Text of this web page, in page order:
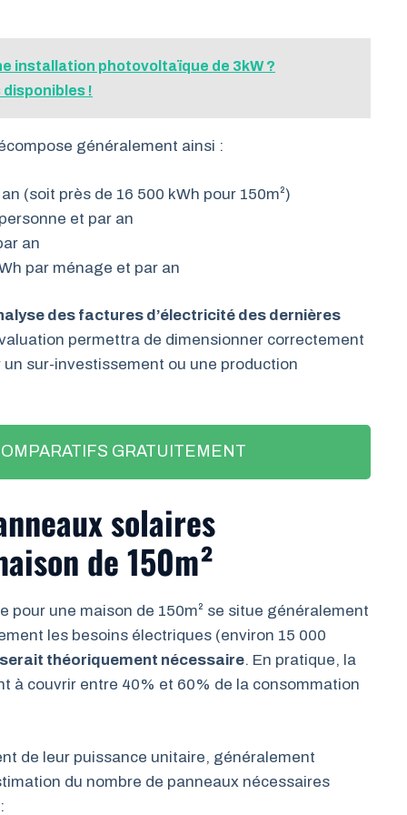
installation photovoltaïque de 3kW ?
!
généralement ainsi :
(soit près de 16 500 kWh pour 150m²)
et par an
an
par ménage et par an
des factures d’électricité des dernières
permettra de dimensionner correctement
sur-investissement ou une production
GRATUITEMENT
solaires
de 150m²
une maison de 150m² se situe généralement
les besoins électriques (environ 15 000
théoriquement nécessaire. En pratique, la
à couvrir entre 40% et 60% de la consommation
de leur puissance unitaire, généralement
du nombre de panneaux nécessaires